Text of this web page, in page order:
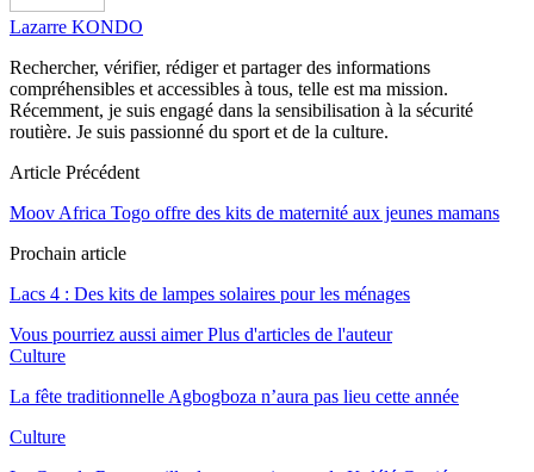
Lazarre KONDO
Rechercher, vérifier, rédiger et partager des informations
compréhensibles et accessibles à tous, telle est ma mission.
Récemment, je suis engagé dans la sensibilisation à la sécurité
routière. Je suis passionné du sport et de la culture.
Article Précédent
Moov Africa Togo offre des kits de maternité aux jeunes mamans
Prochain article
Lacs 4 : Des kits de lampes solaires pour les ménages
Vous pourriez aussi aimer Plus d'articles de l'auteur
Culture
La fête traditionnelle Agbogboza n’aura pas lieu cette année
Culture